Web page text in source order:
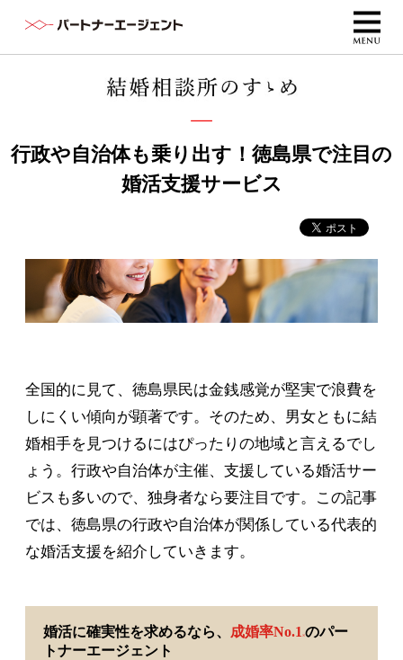
行政や自治体も乗り出す！徳島県で注目の
婚活支援サービス
全国的に見て、徳島県民は金銭感覚が堅実で浪費を
しにくい傾向が顕著です。そのため、男女ともに結
婚相手を見つけるにはぴったりの地域と言えるでし
ょう。行政や自治体が主催、支援している婚活サー
ビスも多いので、独身者なら要注目です。この記事
では、徳島県の行政や自治体が関係している代表的
な婚活支援を紹介していきます。
婚活に確実性を求めるなら、 成婚率No.1 ※のパー
トナーエージェント